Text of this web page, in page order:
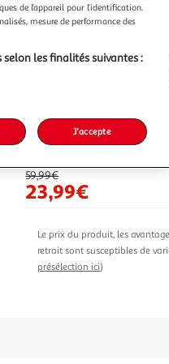
Vendu parEspace sport
Livr.
A
Plus
Vendu parMultishop
-60 %
59,99€
23,99€
Le prix du produit, les
retrait sont susceptibles de
présélection ici)
de l’appareil pour l’identification.
mesure de performance des
les finalités suivantes :
J'accepte